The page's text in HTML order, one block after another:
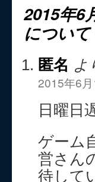
2015年6
について
匿名 よ
2015年6
日曜日
ゲーム
営さん
待して